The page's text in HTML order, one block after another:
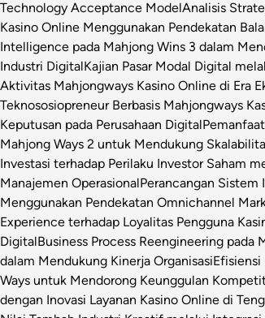
Technology Acceptance ModelAnalisis
Kasino Online Menggunakan Pendekatan
Intelligence pada Mahjong Wins 3 dalam
Industri DigitalKajian Pasar Modal Digital
Aktivitas Mahjongways Kasino Online di Era
Teknososiopreneur Berbasis Mahjongways
Keputusan pada Perusahaan Digital
Mahjong Ways 2 untuk Mendukung
Investasi terhadap Perilaku Investor Saham
Manajemen OperasionalPerancangan
Menggunakan Pendekatan Omnichannel
Experience terhadap Loyalitas Pengguna
DigitalBusiness Process Reengineering
dalam Mendukung Kinerja OrganisasiEfisiensi
Ways untuk Mendorong Keunggulan
dengan Inovasi Layanan Kasino Online di